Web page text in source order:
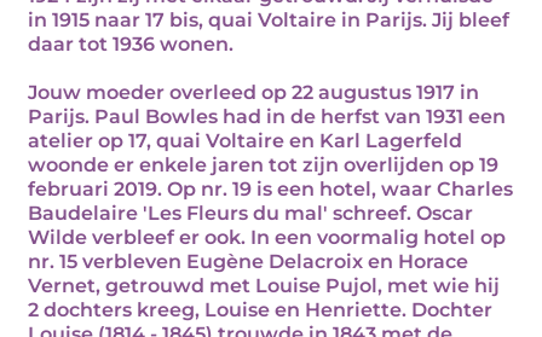
in 1915 naar 17 bis, quai Voltaire in Parijs. Jij bleef
daar tot 1936 wonen.
Jouw moeder overleed op 22 augustus 1917 in
Parijs. Paul Bowles had in de herfst van 1931 een
atelier op 17, quai Voltaire en Karl Lagerfeld
woonde er enkele jaren tot zijn overlijden op 19
februari 2019. Op nr. 19 is een hotel, waar Charles
Baudelaire 'Les Fleurs du mal' schreef. Oscar
Wilde verbleef er ook. In een voormalig hotel op
nr. 15 verbleven Eugène Delacroix en Horace
Vernet, getrouwd met Louise Pujol, met wie hij
2 dochters kreeg, Louise en Henriette. Dochter